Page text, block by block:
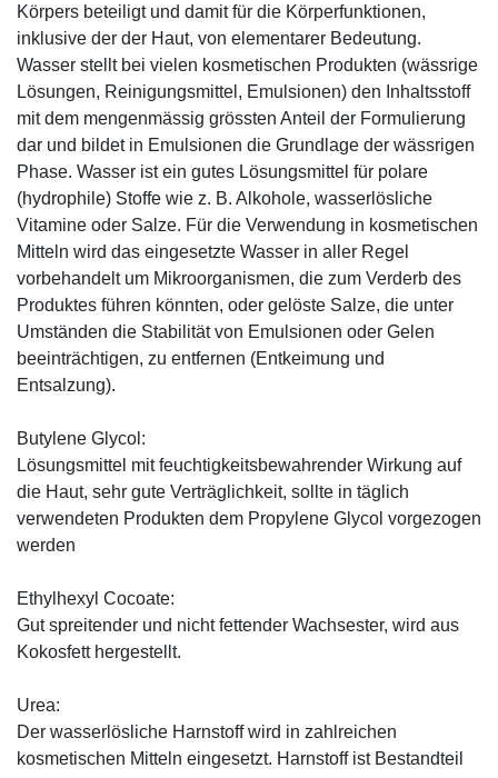
Körpers beteiligt und damit für die Körperfunktionen,
inklusive der der Haut, von elementarer Bedeutung.
Wasser stellt bei vielen kosmetischen Produkten (wässrige
Lösungen, Reinigungsmittel, Emulsionen) den Inhaltsstoff
mit dem mengenmässig grössten Anteil der Formulierung
dar und bildet in Emulsionen die Grundlage der wässrigen
Phase. Wasser ist ein gutes Lösungsmittel für polare
(hydrophile) Stoffe wie z. B. Alkohole, wasserlösliche
Vitamine oder Salze. Für die Verwendung in kosmetischen
Mitteln wird das eingesetzte Wasser in aller Regel
vorbehandelt um Mikroorganismen, die zum Verderb des
Produktes führen könnten, oder gelöste Salze, die unter
Umständen die Stabilität von Emulsionen oder Gelen
beeinträchtigen, zu entfernen (Entkeimung und
Entsalzung).
Butylene Glycol:
Lösungsmittel mit feuchtigkeitsbewahrender Wirkung auf
die Haut, sehr gute Verträglichkeit, sollte in täglich
verwendeten Produkten dem Propylene Glycol vorgezogen
werden
Ethylhexyl Cocoate:
Gut spreitender und nicht fettender Wachsester, wird aus
Kokosfett hergestellt.
Urea:
Der wasserlösliche Harnstoff wird in zahlreichen
kosmetischen Mitteln eingesetzt. Harnstoff ist Bestandteil